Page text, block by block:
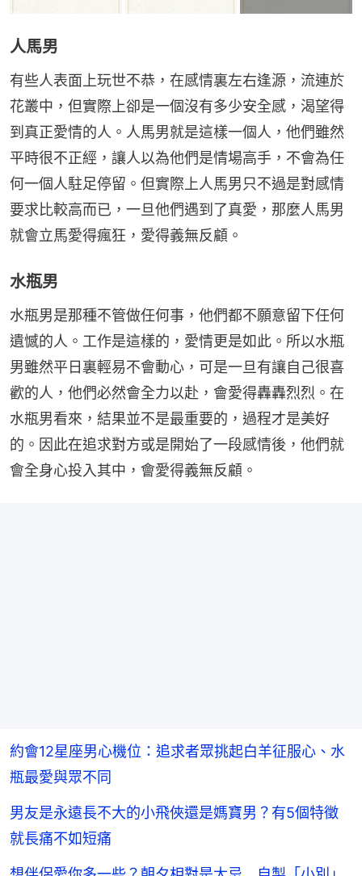
人馬男
有些人表面上玩世不恭，在感情裏左右逢源，流連於
花叢中，但實際上卻是一個沒有多少安全感，渴望得
到真正愛情的人。人馬男就是這樣一個人，他們雖然
平時很不正經，讓人以為他們是情場高手，不會為任
何一個人駐足停留。但實際上人馬男只不過是對感情
要求比較高而已，一旦他們遇到了真愛，那麼人馬男
就會立馬愛得瘋狂，愛得義無反顧。
水瓶男
水瓶男是那種不管做任何事，他們都不願意留下任何
遺憾的人。工作是這樣的，愛情更是如此。所以水瓶
男雖然平日裏輕易不會動心，可是一旦有讓自己很喜
歡的人，他們必然會全力以赴，會愛得轟轟烈烈。在
水瓶男看來，結果並不是最重要的，過程才是美好
的。因此在追求對方或是開始了一段感情後，他們就
會全身心投入其中，會愛得義無反顧。
約會12星座男心機位：追求者眾挑起白羊征服心、水
瓶最愛與眾不同
男友是永遠長不大的小飛俠還是媽寶男？有5個特徵
就長痛不如短痛